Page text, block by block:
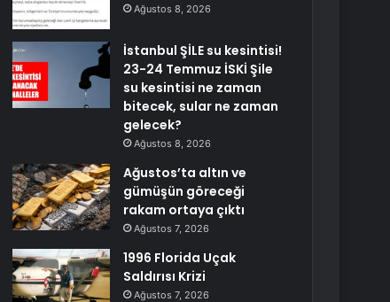
Ağustos 8, 2026
İstanbul ŞİLE su kesintisi!
23-24 Temmuz İSKİ Şile
su kesintisi ne zaman
bitecek, sular ne zaman
gelecek?
Ağustos 8, 2026
Ağustos’ta altın ve
gümüşün göreceği
rakam ortaya çıktı
Ağustos 7, 2026
1996 Florida Uçak
Saldırısı Krizi
Ağustos 7, 2026